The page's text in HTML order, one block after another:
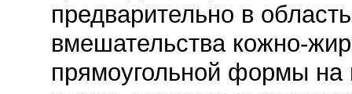
предварительно в
вмешательства кожно-
прямоугольной формы